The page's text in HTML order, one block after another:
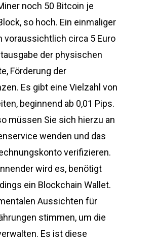
noch 50 Bitcoin je
so hoch. Ein einmaliger
voraussichtlich circa 5 Euro
der physischen
Förderung der
Es gibt eine Vielzahl von
beginnend ab 0,01 Pips.
müssen Sie sich hierzu an
wenden und das
verifizieren.
wird es, benötigt
ein Blockchain Wallet.
Aussichten für
stimmen, um die
Es ist diese